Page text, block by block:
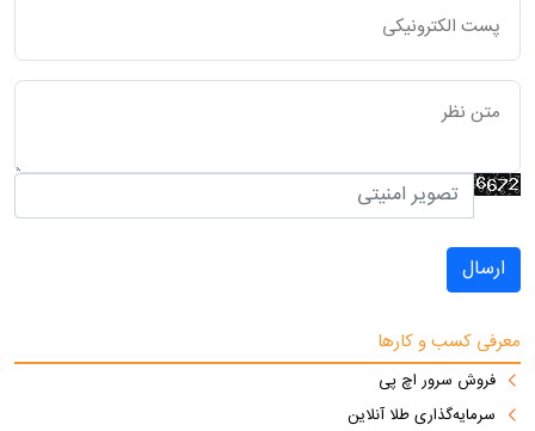
ارسال
معرفی کسب و کارها
فروش سرور اچ پی
سرمایه‌گذاری طلا آنلاین